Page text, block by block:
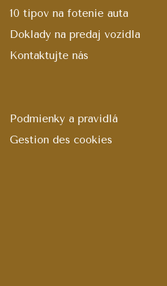
10 tipov na fotenie auta
Doklady na predaj vozidla
Kontaktujte nás
Podmienky a pravidlá
Gestion des cookies